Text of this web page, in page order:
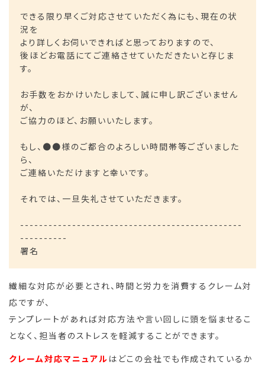
できる限り早くご対応させていただく為にも、現在の状
況を
より詳しくお伺いできればと思っておりますので、
後ほどお電話にてご連絡させていただきたいと存じま
す。
お手数をおかけいたしまして、誠に申し訳ございません
が、
ご協力のほど、お願いいたします。
もし、●●様のご都合のよろしい時間帯等ございました
ら、
ご連絡いただけますと幸いです。
それでは、一旦失礼させていただきます。
-----------------------------------------------
----------
署名
繊細な対応が必要とされ、時間と労力を消費するクレーム対
応ですが、
テンプレートがあれば対応方法や言い回しに頭を悩ませるこ
となく、担当者のストレスを軽減することができます。
クレーム対応マニュアル はどこの会社でも作成されているか